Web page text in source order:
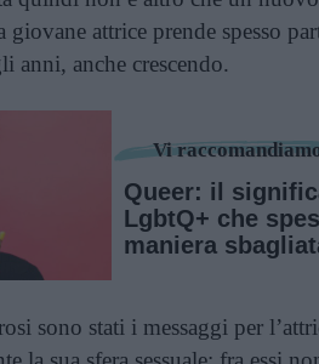
attrice prende spesso
anni, anche crescendo.
Vi
Queer: il
LgbtQ+ che
maniera
sono stati i messaggi per